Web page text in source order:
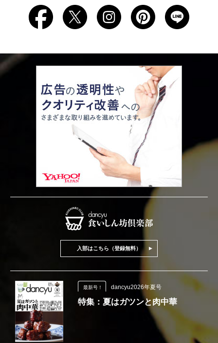
入部はこちら（登録無料）
最新号！ dancyu2026年夏号
特集：夏はガツンと肉中華